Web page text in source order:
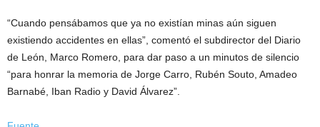
“Cuando pensábamos que ya no existían minas aún siguen
existiendo accidentes en ellas”, comentó el subdirector del Diario
de León, Marco Romero, para dar paso a un minutos de silencio
“para honrar la memoria de Jorge Carro, Rubén Souto, Amadeo
Barnabé, Iban Radio y David Álvarez”.